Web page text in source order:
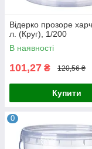
Відерко прозоре
л. (Круг), 1/200
В наявності
101,27 ₴ 120,56 ₴
Купити
0